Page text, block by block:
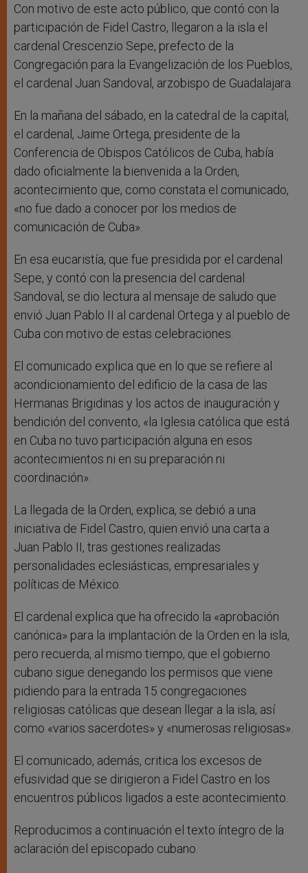
Con motivo de este acto público, que contó con la
participación de Fidel Castro, llegaron a la isla el
cardenal Crescenzio Sepe, prefecto de la
Congregación para la Evangelización de los Pueblos,
el cardenal Juan Sandoval, arzobispo de Guadalajara.
En la mañana del sábado, en la catedral de la capital,
el cardenal, Jaime Ortega, presidente de la
Conferencia de Obispos Católicos de Cuba, había
dado oficialmente la bienvenida a la Orden,
acontecimiento que, como constata el comunicado,
«no fue dado a conocer por los medios de
comunicación de Cuba».
En esa eucaristía, que fue presidida por el cardenal
Sepe, y contó con la presencia del cardenal
Sandoval, se dio lectura al mensaje de saludo que
envió Juan Pablo II al cardenal Ortega y al pueblo de
Cuba con motivo de estas celebraciones.
El comunicado explica que en lo que se refiere al
acondicionamiento del edificio de la casa de las
Hermanas Brigidinas y los actos de inauguración y
bendición del convento, «la Iglesia católica que está
en Cuba no tuvo participación alguna en esos
acontecimientos ni en su preparación ni
coordinación».
La llegada de la Orden, explica, se debió a una
iniciativa de Fidel Castro, quien envió una carta a
Juan Pablo II, tras gestiones realizadas
personalidades eclesiásticas, empresariales y
políticas de México.
El cardenal explica que ha ofrecido la «aprobación
canónica» para la implantación de la Orden en la isla,
pero recuerda, al mismo tiempo, que el gobierno
cubano sigue denegando los permisos que viene
pidiendo para la entrada 15 congregaciones
religiosas católicas que desean llegar a la isla, así
como «varios sacerdotes» y «numerosas religiosas».
El comunicado, además, critica los excesos de
efusividad que se dirigieron a Fidel Castro en los
encuentros públicos ligados a este acontecimiento.
Reproducimos a continuación el texto íntegro de la
aclaración del episcopado cubano.